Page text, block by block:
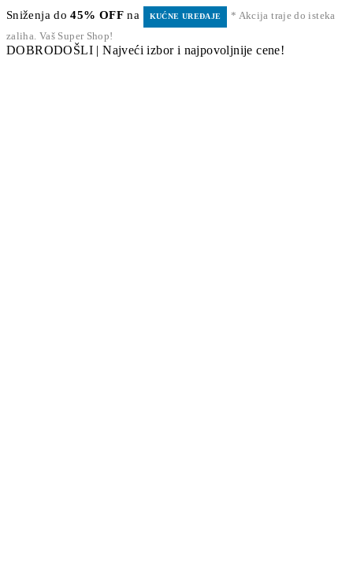
Sniženja do45% OFF na KUĆNE UREĐAJE
* Akcija traje do isteka
zaliha. Vaš Super Shop!
DOBRODOŠLI | Najveći izbor i najpovoljnije cene!